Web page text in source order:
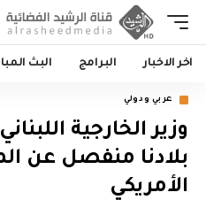
اخر الاخبار البرامج البث
عربي ودولي
وزير الخارجية
بلادنا منفصل عن
الأمريكي